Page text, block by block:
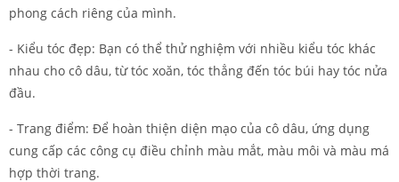
phong cách riêng của mình.
- Kiểu tóc đẹp: Bạn có thể thử nghiệm với nhiều kiểu tóc khác
nhau cho cô dâu, từ tóc xoăn, tóc thẳng đến tóc búi hay tóc nửa
đầu.
- Trang điểm: Để hoàn thiện diện mạo của cô dâu, ứng dụng
cung cấp các công cụ điều chỉnh màu mắt, màu môi và màu má
hợp thời trang.